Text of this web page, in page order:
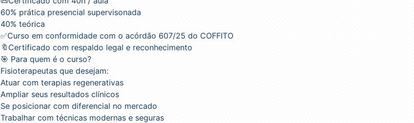
60% prática presencial supervisonada
40% teórica
✅Curso em conformidade com o acórdão 607/25 do COFFITO
🔖Certificado com respaldo legal e reconhecimento
🎯 Para quem é o curso?
Fisioterapeutas que desejam:
Atuar com terapias regenerativas
Ampliar seus resultados clínicos
Se posicionar com diferencial no mercado
Trabalhar com técnicas modernas e seguras